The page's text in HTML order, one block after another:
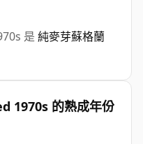
是 純麥芽蘇格蘭
1970s 的熟成年份